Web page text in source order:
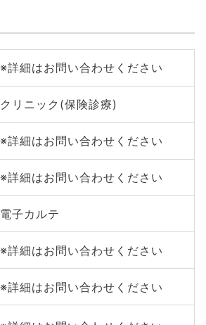
※詳細はお問い合わせください
クリニック(保険診療)
※詳細はお問い合わせください
※詳細はお問い合わせください
電子カルテ
※詳細はお問い合わせください
※詳細はお問い合わせください